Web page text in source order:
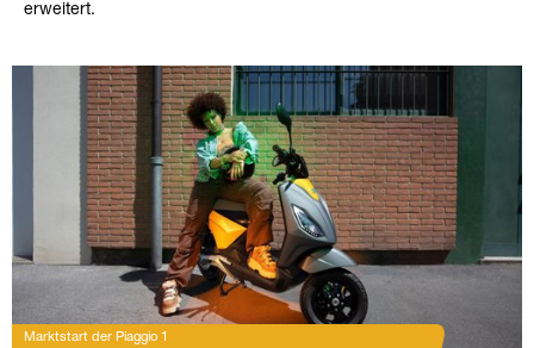
erweitert.
Marktstart der Piaggio 1